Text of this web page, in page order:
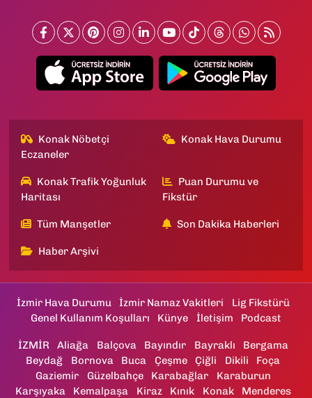
Konak Nöbetçi
Eczaneler
Konak Hava Durumu
Konak Trafik Yoğunluk
Haritası
Puan Durumu ve
Fikstür
Tüm Manşetler Son Dakika Haberleri
Haber Arşivi
İzmir Hava Durumu İzmir Namaz Vakitleri
Lig Fikstürü
Genel Kullanım Koşulları
Künye İletişim Podcast
İZMİR Aliağa Balçova Bayındır Bayraklı
Bergama
Beydağ
Bornova Buca Çeşme Çiğli Dikili
Foça
Gaziemir
Güzelbahçe Karabağlar
Karaburun
Karşıyaka
Kemalpaşa Kiraz Kınık Konak Menderes